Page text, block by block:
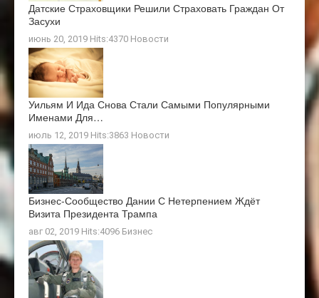
Датские Страховщики Решили Страховать Граждан От
Засухи
июнь 20, 2019 Hits:4370 Новости
Уильям И Ида Снова Стали Самыми Популярными
Именами Для…
июль 12, 2019 Hits:3863 Новости
Бизнес-Сообщество Дании С Нетерпением Ждёт
Визита Президента Трампа
авг 02, 2019 Hits:4096 Бизнес